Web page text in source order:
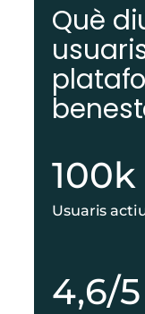
Què
1
k
100k
Usuaris
,4,6/5